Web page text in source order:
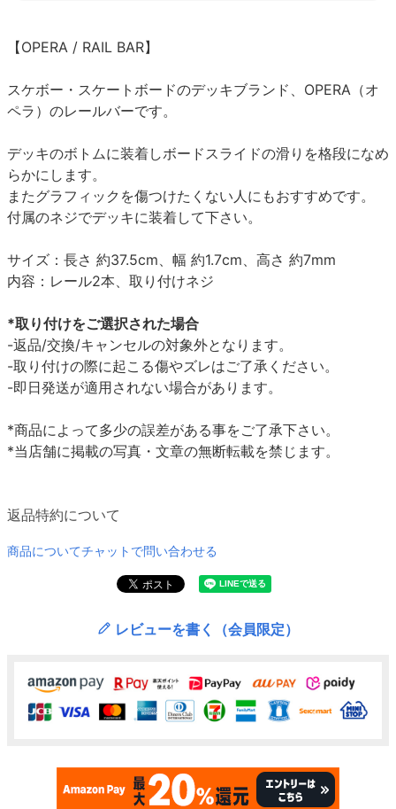
【OPERA / RAIL BAR】
スケボー・スケートボードのデッキブランド、OPERA（オ
ペラ）のレールバーです。
デッキのボトムに装着しボードスライドの滑りを格段になめ
らかにします。
またグラフィックを傷つけたくない人にもおすすめです。
付属のネジでデッキに装着して下さい。
サイズ：長さ 約37.5cm、幅 約1.7cm、高さ 約7mm
内容：レール2本、取り付けネジ
*取り付けをご選択された場合
-返品/交換/キャンセルの対象外となります。
-取り付けの際に起こる傷やズレはご了承ください。
-即日発送が適用されない場合があります。
*商品によって多少の誤差がある事をご了承下さい。
*当店舗に掲載の写真・文章の無断転載を禁じます。
返品特約について
商品についてチャットで問い合わせる
レビューを書く（会員限定）